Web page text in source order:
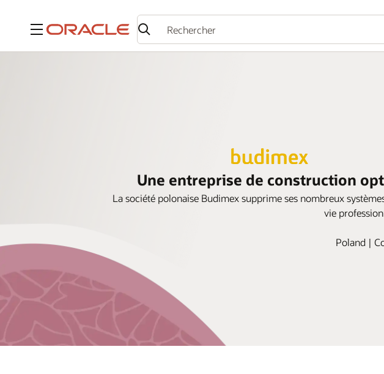
Menu
Une entreprise de construction
La société polonaise Budimex supprime ses nombreux
vie
Poland |